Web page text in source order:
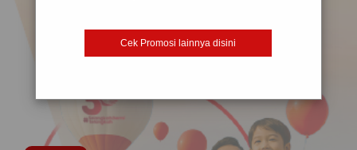
Cek Promosi lainnya disini